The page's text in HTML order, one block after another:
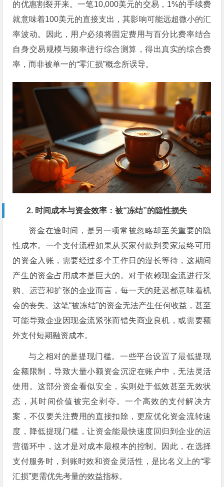
的优惠割裂开来。一笔10,000美元的交易，1%的手续费
就意味着100美元的直接支出，其影响可能远超微小的汇
率波动。因此，用户必须将固定费用与百分比费率结合
自身交易规模与频率进行综合测算，得出真实的综合费
率，而非被单一的“零汇损”概念所误导。
2. 时间成本与资金效率：被“冻结”的隐性损失
资金在途时间，是另一项常被忽略却至关重要的隐
性成本。一个支付流程如果从买家付款到卖家最终可用
的资金入账，需要经过多个工作日的漫长等待，这期间
产生的资金占用成本是巨大的。对于依赖现金流进行采
购、运营和扩张的企业而言，每一天的延迟都意味着机
会的丧失。这笔“被冻结”的资金无法产生任何收益，甚至
可能导致企业因现金流紧张而错失商业良机，或需要额
外支付短期融资成本。
与之相对的是提现门槛。一些平台设置了最低提现
金额限制，导致大量小额资金沉淀在账户中，无法灵活
使用。这部分资金看似安全，实则处于低效甚至无效状
态，其时间价值被完全剥夺。一个高效的支付解决方
案，不仅要关注费用的直接扣除，更应优化资金流转速
度，降低提现门槛，让资金能最快速度回归到企业的运
营循环中，这才是对成本最根本的控制。因此，在选择
支付服务时，到账时效和资金灵活性，是比名义上的“零
汇损”更需优先考量的效益指标。